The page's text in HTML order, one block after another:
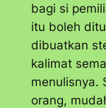
bagi si
itu boleh
dibuatkan
kalimat
menulisnya.
orang,